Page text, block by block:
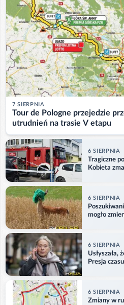
7 SIERPNIA
Tour de Pologne przejedzie
utrudnień na trasie V etapu
6 SIERPNIA
Tragiczne
Kobieta
6 SIERPNIA
mogło
6 SIERPNIA
Usłyszała,
Presja
6 SIERPNIA
Zmiany w